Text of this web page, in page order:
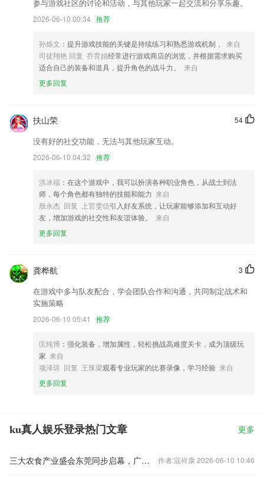
更换视频处理库，优化视频处理进度，视频批量转换等功能
新增表格分组；
修复其他细节问题
修复bug,完善用户体验
以上就是ku真人娱乐登录的介绍，如果您喜欢这款软件，您可以到应用
商店进行打分评论，说出您的使用经历，以帮助我们更好的对产品进行优
化修改。
参与游戏社区的讨论和活动，与其他玩家一起交流和分享乐趣。
2026-06-10 00:34 推荐
孙烁文 ：提升游戏技能的关键是持续练习和熟悉游戏机制，
来自
司徒翔艳 回复 乔育娟经常进行游戏商店的浏览，并根据需求购买
适合自己的装备和道具，提升角色的战斗力。
来自
更多回复
54
扶山荣
没有好的社交功能，无法与其他玩家互动。
2026-06-10 04:32 推荐
洪冰福 ：在这个游戏中，我可以扮演各种职业角色，从战士到法
师，每个角色都有独特的技能和能力 来自
殷永杰 回复 上官雯信引入好友系统，让玩家能够添加和互动好
友，增加游戏的社交性和友谊体验。
来自
更多回复
3
龚桦航
在游戏中多与队友配合，学会团队合作和沟通，共同制定战术和
实施策略
2026-06-10 05:41 推荐
匡纯博 ：强化装备，增加属性，轻松挑战高难度关卡，成为顶级玩
家 来自
项泽琼 回复 王珠梁观看专业玩家的比赛录像，学习经验 来自
更多回复
ku真人娱乐登录热门文章 更多
三大农食产业盛会东莞同步启幕，广东农产品走向世界 作者:寇祥康 2026-06-10 10:46